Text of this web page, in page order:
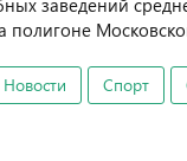
заведений
полигоне
Новости Спорт